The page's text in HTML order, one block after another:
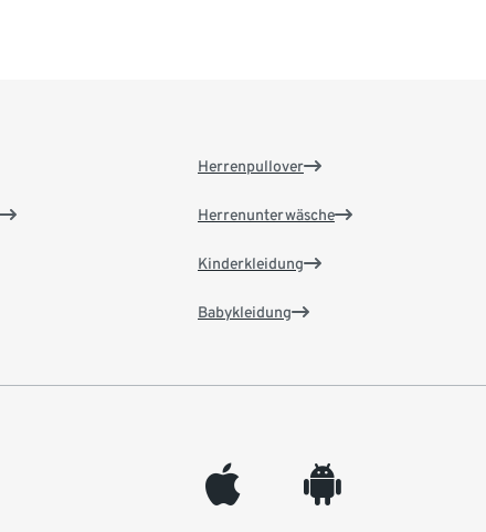
Herrenpullover
Herrenunterwäsche
Kinderkleidung
Babykleidung
appleinc android